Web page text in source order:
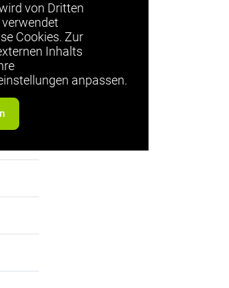
von Dritten
Cookies. Zur
Inhalts
anpassen.